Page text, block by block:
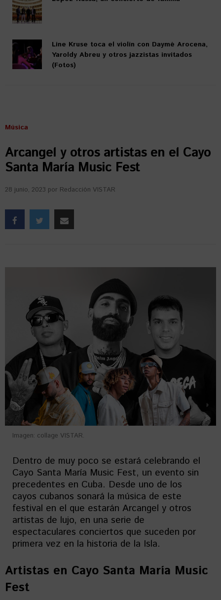
Line Kruse toca el violín con Daymé Arocena,
Yaroldy Abreu y otros jazzistas invitados
(Fotos)
Música
Arcangel y otros artistas en el Cayo
Santa María Music Fest
28 junio, 2023 por Redacción VISTAR
Imagen: collage VISTAR.
Dentro de muy poco se estará celebrando el
Cayo Santa María Music Fest, un evento sin
precedentes en Cuba. Desde uno de los
cayos cubanos sonará la música de este
festival en el que estarán Arcangel y otros
artistas de lujo, en una serie de
espectaculares conciertos que suceden por
primera vez en la historia de la Isla.
Artistas en Cayo Santa María Music
Fest